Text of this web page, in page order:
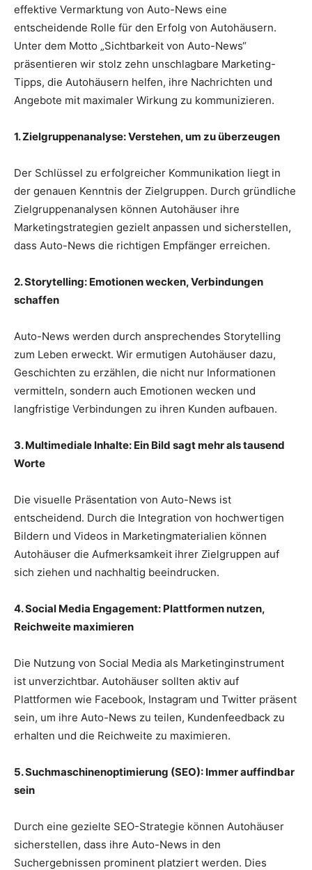
effektive Vermarktung von Auto-News eine
entscheidende Rolle für den Erfolg von Autohäusern.
Unter dem Motto „Sichtbarkeit von Auto-News“
präsentieren wir stolz zehn unschlagbare Marketing-
Tipps, die Autohäusern helfen, ihre Nachrichten und
Angebote mit maximaler Wirkung zu kommunizieren.
1. Zielgruppenanalyse: Verstehen, um zu überzeugen
Der Schlüssel zu erfolgreicher Kommunikation liegt in
der genauen Kenntnis der Zielgruppen. Durch gründliche
Zielgruppenanalysen können Autohäuser ihre
Marketingstrategien gezielt anpassen und sicherstellen,
dass Auto-News die richtigen Empfänger erreichen.
2. Storytelling: Emotionen wecken, Verbindungen
schaffen
Auto-News werden durch ansprechendes Storytelling
zum Leben erweckt. Wir ermutigen Autohäuser dazu,
Geschichten zu erzählen, die nicht nur Informationen
vermitteln, sondern auch Emotionen wecken und
langfristige Verbindungen zu ihren Kunden aufbauen.
3. Multimediale Inhalte: Ein Bild sagt mehr als tausend
Worte
Die visuelle Präsentation von Auto-News ist
entscheidend. Durch die Integration von hochwertigen
Bildern und Videos in Marketingmaterialien können
Autohäuser die Aufmerksamkeit ihrer Zielgruppen auf
sich ziehen und nachhaltig beeindrucken.
4. Social Media Engagement: Plattformen nutzen,
Reichweite maximieren
Die Nutzung von Social Media als Marketinginstrument
ist unverzichtbar. Autohäuser sollten aktiv auf
Plattformen wie Facebook, Instagram und Twitter präsent
sein, um ihre Auto-News zu teilen, Kundenfeedback zu
erhalten und die Reichweite zu maximieren.
5. Suchmaschinenoptimierung (SEO): Immer auffindbar
sein
Durch eine gezielte SEO-Strategie können Autohäuser
sicherstellen, dass ihre Auto-News in den
Suchergebnissen prominent platziert werden. Dies